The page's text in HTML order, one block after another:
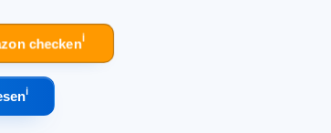
checkenℹ︎
ℹ︎